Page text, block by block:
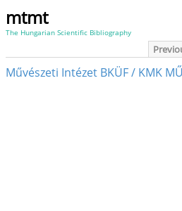
mtmt
The Hungarian Scientific Bibliography
Művészeti Intézet BKÜF / KMK